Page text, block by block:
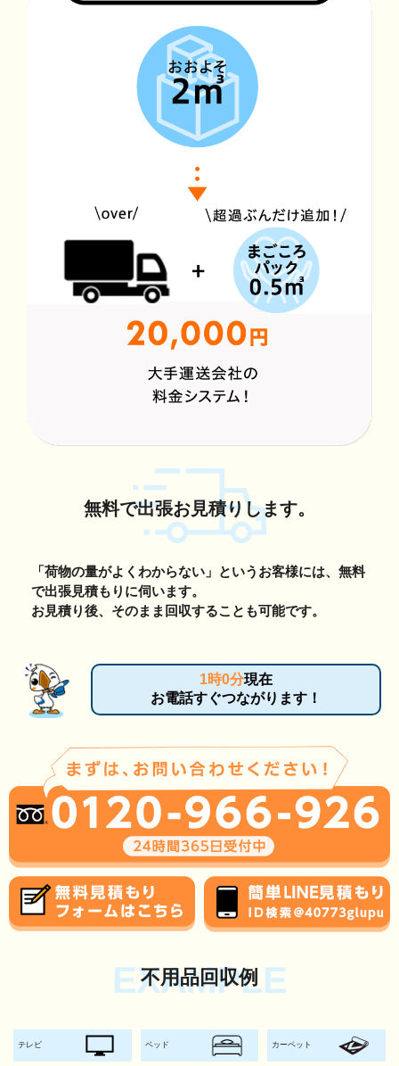
無料で出張お見積りします。
「荷物の量がよくわからない」というお客様には、無料
で出張見積もりに伺います。
お見積り後、そのまま回収することも可能です。
1時0分現在
お電話すぐつながります！
EXAMPLE
不用品回収例
テレビ ベッド カーペット